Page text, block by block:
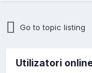
Go to topic listing
Utilizatori